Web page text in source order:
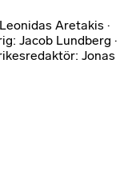
Aretakis ·
Jacob Lundberg ·
Jonas